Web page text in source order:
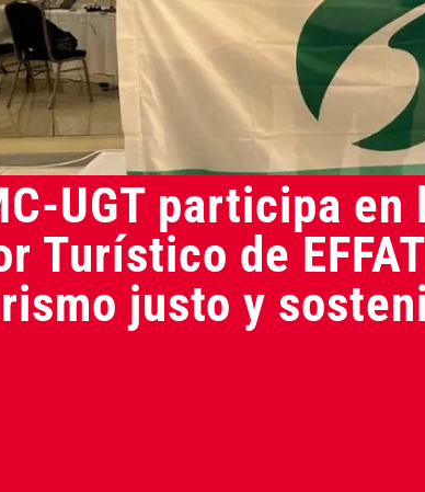
UGT participa en
Turístico de
justo y